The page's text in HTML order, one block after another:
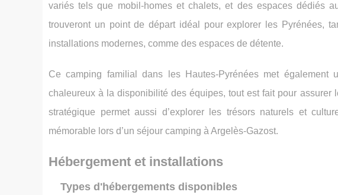
variés tels que mobil-homes et chalets, et des espaces dédiés
trouveront un point de départ idéal pour explorer les Pyrénées,
installations modernes, comme des espaces de détente.
Ce camping familial dans les Hautes-Pyrénées met
chaleureux à la disponibilité des équipes, tout est fait pour
stratégique permet aussi d’explorer les trésors naturels et
mémorable lors d’un séjour camping à Argelès-Gazost.
Hébergement et installations
Types d'hébergements disponibles